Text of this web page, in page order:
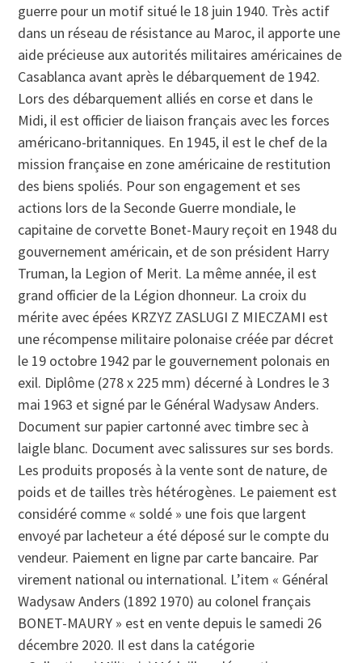
guerre pour un motif situé le 18 juin 1940. Très actif
dans un réseau de résistance au Maroc, il apporte une
aide précieuse aux autorités militaires américaines de
Casablanca avant après le débarquement de 1942.
Lors des débarquement alliés en corse et dans le
Midi, il est officier de liaison français avec les forces
américano-britanniques. En 1945, il est le chef de la
mission française en zone américaine de restitution
des biens spoliés. Pour son engagement et ses
actions lors de la Seconde Guerre mondiale, le
capitaine de corvette Bonet-Maury reçoit en 1948 du
gouvernement américain, et de son président Harry
Truman, la Legion of Merit. La même année, il est
grand officier de la Légion dhonneur. La croix du
mérite avec épées KRZYZ ZASLUGI Z MIECZAMI est
une récompense militaire polonaise créée par décret
le 19 octobre 1942 par le gouvernement polonais en
exil. Diplôme (278 x 225 mm) décerné à Londres le 3
mai 1963 et signé par le Général Wadysaw Anders.
Document sur papier cartonné avec timbre sec à
laigle blanc. Document avec salissures sur ses bords.
Les produits proposés à la vente sont de nature, de
poids et de tailles très hétérogènes. Le paiement est
considéré comme « soldé » une fois que largent
envoyé par lacheteur a été déposé sur le compte du
vendeur. Paiement en ligne par carte bancaire. Par
virement national ou international. L’item « Général
Wadysaw Anders (1892 1970) au colonel français
BONET-MAURY » est en vente depuis le samedi 26
décembre 2020. Il est dans la catégorie